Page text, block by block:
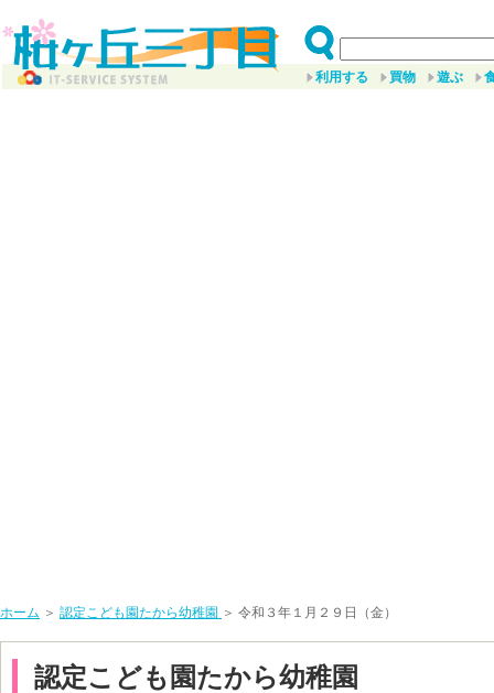
利用する 買物 遊ぶ
ホーム ＞ 認定こども園たから幼稚園 ＞ 令和３年１月２９日（金）
認定こども園たから幼稚園